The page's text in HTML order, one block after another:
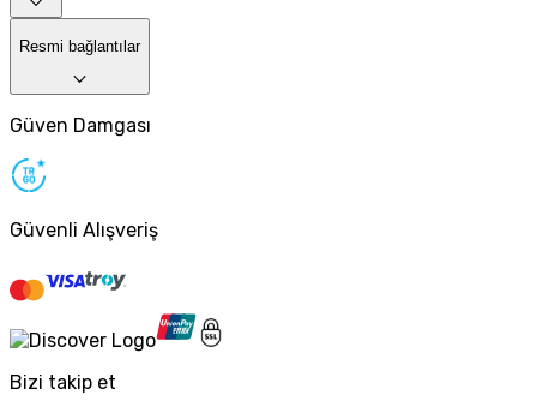
Resmi bağlantılar
Güven Damgası
Güvenli Alışveriş
Bizi takip et